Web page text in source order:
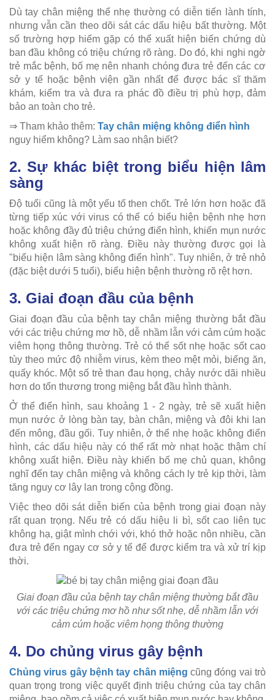
Dù tay chân miệng thể nhẹ thường có diễn tiến lành tính,
nhưng vẫn cần theo dõi sát các dấu hiệu bất thường. Một
số trường hợp hiếm gặp có thể xuất hiện biến chứng dù
ban đầu không có triệu chứng rõ ràng. Do đó, khi nghi ngờ
trẻ mắc bệnh, bố mẹ nên nhanh chóng đưa trẻ đến các cơ
sở y tế hoặc bệnh viện gần nhất để được bác sĩ thăm
khám, kiểm tra và đưa ra phác đồ điều trị phù hợp, đảm
bảo an toàn cho trẻ.
⇒ Tham khảo thêm: Tay chân miệng không điển hình
nguy hiểm không? Làm sao nhận biết?
2. Sự khác biệt trong biểu hiện lâm
sàng
Độ tuổi cũng là một yếu tố then chốt. Trẻ lớn hơn hoặc đã
từng tiếp xúc với virus có thể có biểu hiện bệnh nhẹ hơn
hoặc không đầy đủ triệu chứng điển hình, khiến mụn nước
không xuất hiện rõ ràng. Điều này thường được gọi là
"biểu hiện lâm sàng không điển hình". Tuy nhiên, ở trẻ nhỏ
(đặc biệt dưới 5 tuổi), biểu hiện bệnh thường rõ rệt hơn.
3. Giai đoạn đầu của bệnh
Giai đoạn đầu của bệnh tay chân miệng thường bắt đầu
với các triệu chứng mơ hồ, dễ nhầm lẫn với cảm cúm hoặc
viêm họng thông thường. Trẻ có thể sốt nhẹ hoặc sốt cao
tùy theo mức độ nhiễm virus, kèm theo mệt mỏi, biếng ăn,
quấy khóc. Một số trẻ than đau họng, chảy nước dãi nhiều
hơn do tổn thương trong miệng bắt đầu hình thành.
Ở thể điển hình, sau khoảng 1 - 2 ngày, trẻ sẽ xuất hiện
mụn nước ở lòng bàn tay, bàn chân, miệng và đôi khi lan
đến mông, đầu gối. Tuy nhiên, ở thể nhẹ hoặc không điển
hình, các dấu hiệu này có thể rất mờ nhạt hoặc thậm chí
không xuất hiện. Điều này khiến bố mẹ chủ quan, không
nghĩ đến tay chân miệng và không cách ly trẻ kịp thời, làm
tăng nguy cơ lây lan trong cộng đồng.
Việc theo dõi sát diễn biến của bệnh trong giai đoạn này
rất quan trọng. Nếu trẻ có dấu hiệu li bì, sốt cao liên tục
không hạ, giật mình chới với, khó thở hoặc nôn nhiều, cần
đưa trẻ đến ngay cơ sở y tế để được kiểm tra và xử trí kịp
thời.
Giai đoạn đầu của bệnh tay chân miệng thường bắt đầu
với các triệu chứng mơ hồ như sốt nhẹ, dễ nhầm lẫn với
cảm cúm hoặc viêm họng thông thường
4. Do chủng virus gây bệnh
Chủng virus gây bệnh tay chân miệng cũng đóng vai trò
quan trọng trong việc quyết định triệu chứng của tay chân